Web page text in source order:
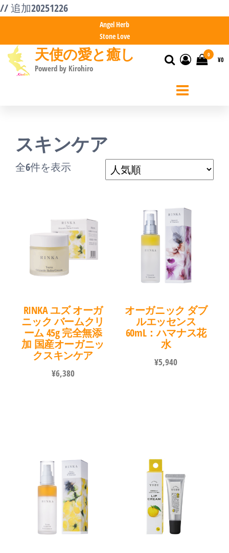
// 追加20251226コ
ン
ツ
ッ
プ
Angel Herb
Stone Love
天使の愛と癒し
Powerd by Kirohiro
0
¥0
スキンケア
全6件を表示人
RINKA ユズ オーガ
ニック バームクリ
ーム 45g 完全無添
加 国産オーガニッ
クスキンケア
¥6,380
オーガニック ダブ
ルエッセンス
60mL：ハマナス花
水
¥5,940